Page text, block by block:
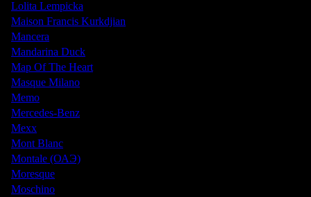
Lolita Lempicka
Maison Francis Kurkdjian
Mancera
Mandarina Duck
Map Of The Heart
Masque Milano
Memo
Mercedes-Benz
Mexx
Mont Blanc
Montale (ОАЭ)
Moresque
Moschino